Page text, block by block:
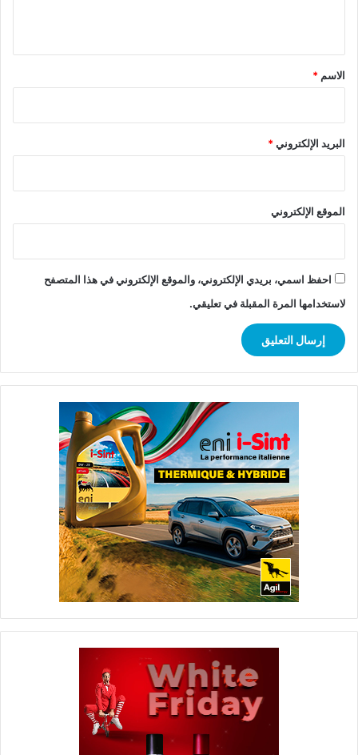
*
الاسم *
البريد الإلكتروني*
الموقع الإلكتروني
احفظ اسمي، بريدي الإلكتروني، والموقع الإلكتروني في هذا المتصفح
لاستخدامها المرة المقبلة في تعليقي.